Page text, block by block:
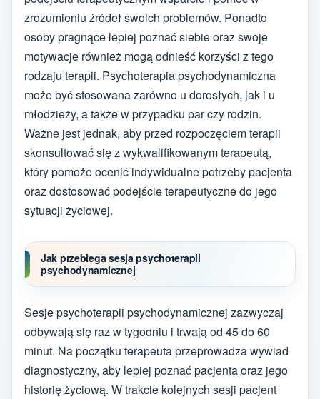
zrozumieniu źródeł swoich problemów. Ponadto
osoby pragnące lepiej poznać siebie oraz swoje
motywacje również mogą odnieść korzyści z tego
rodzaju terapii. Psychoterapia psychodynamiczna
może być stosowana zarówno u dorosłych, jak i u
młodzieży, a także w przypadku par czy rodzin.
Ważne jest jednak, aby przed rozpoczęciem terapii
skonsultować się z wykwalifikowanym terapeutą,
który pomoże ocenić indywidualne potrzeby pacjenta
oraz dostosować podejście terapeutyczne do jego
sytuacji życiowej.
Jak przebiega sesja psychoterapii
psychodynamicznej
Sesje psychoterapii psychodynamicznej zazwyczaj
odbywają się raz w tygodniu i trwają od 45 do 60
minut. Na początku terapeuta przeprowadza wywiad
diagnostyczny, aby lepiej poznać pacjenta oraz jego
historię życiową. W trakcie kolejnych sesji pacjent